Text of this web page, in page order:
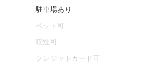
駐車場あり
ペット可
喫煙可
クレジットカード可